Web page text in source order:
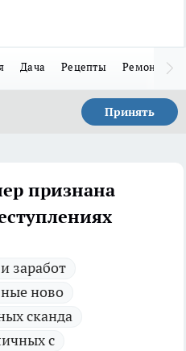
Дача Рецепты Ремонт
Принять
признана
заработ
ново
сканда
с